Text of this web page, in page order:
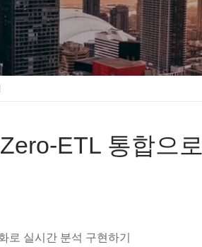
ETL 통합으
로 실시간 분석 구현하기